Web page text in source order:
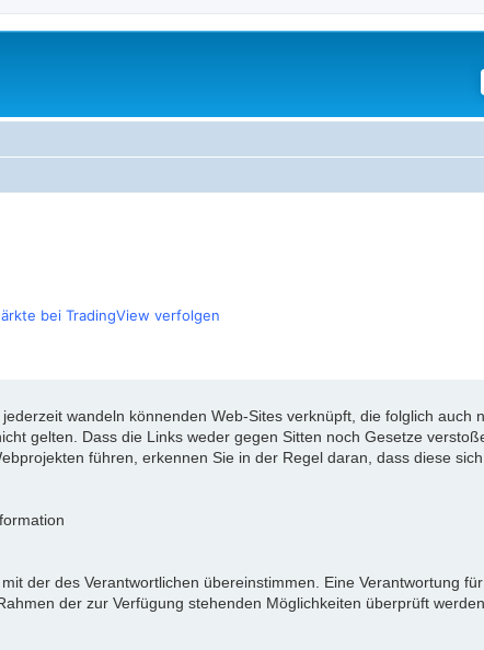
bei TradingView verfolgen
wandeln könnenden Web-Sites verknüpft, die folglich auch
gelten. Dass die Links weder gegen Sitten noch Gesetze
führen, erkennen Sie in der Regel daran, dass diese
der des Verantwortlichen übereinstimmen. Eine Verantwortung
der zur Verfügung stehenden Möglichkeiten überprüft werden.